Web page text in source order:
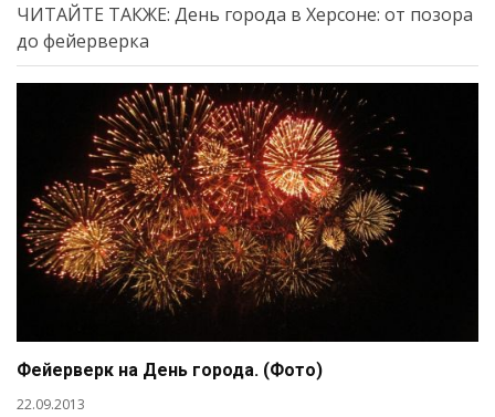
ЧИТАЙТЕ ТАКЖЕ: День города в Херсоне: от позора
до фейерверка
Фейерверк на День города. (Фото)
22.09.2013